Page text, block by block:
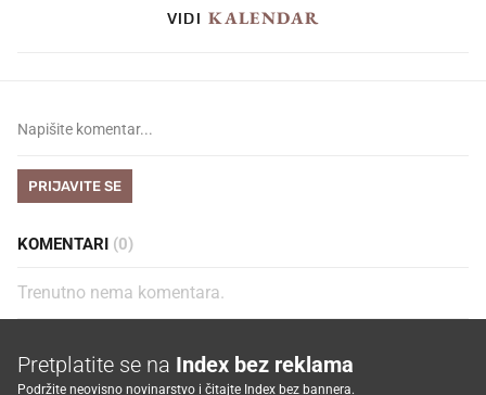
VIDI KALENDAR
PRIJAVITE SE
KOMENTARI (0)
Trenutno nema komentara.
Pretplatite se na Index bez reklama
Podržite neovisno novinarstvo i čitajte Index bez bannera.